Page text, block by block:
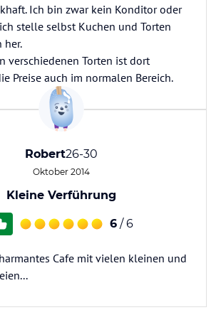
Ich bin zwar kein Konditor oder
stelle selbst Kuchen und Torten
her.
verschiedenen Torten ist dort
Preise auch im normalen Bereich.
Robert26-30
Oktober 2014
Kleine Verführung
6 / 6
Cafe mit vielen kleinen und